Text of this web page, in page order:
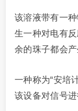
该溶液带有一
生一种对电有
余的珠子都会产
一种称为“安培
该设备对信号进